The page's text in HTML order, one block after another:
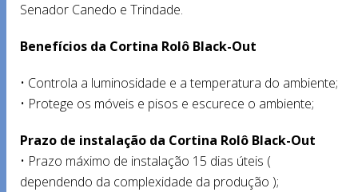
Senador Canedo e Trindade.
Benefícios da Cortina Rolô Black-Out
• Controla a luminosidade e a temperatura do ambiente;
• Protege os móveis e pisos e escurece o ambiente;
Prazo de instalação da Cortina Rolô Black-Out
• Prazo máximo de instalação 15 dias úteis (
dependendo da complexidade da produção );